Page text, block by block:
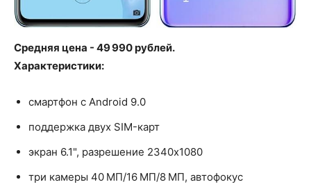
Средняя цена - 49 990 рублей.
Характеристики:
смартфон с Android 9.0
поддержка двух SIM-карт
экран 6.1", разрешение 2340x1080
три камеры 40 МП/16 МП/8 МП, автофокус